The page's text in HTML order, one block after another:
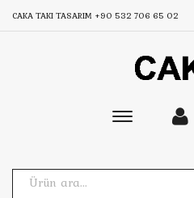
CAKA TAKI TASARIM +90 532 706 65 02
Toggle